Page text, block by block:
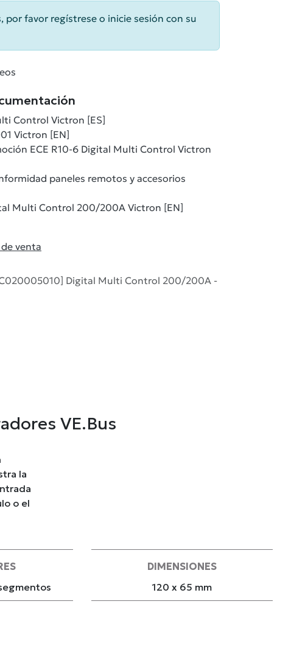
por favor regístrese o inicie sesión con su
Control Victron [ES]
Victron [EN]
ECE R10-6 Digital Multi Control Victron
paneles remotos y accesorios
Multi Control 200/200A Victron [EN]
venta
Digital Multi Control 200/200A -
VE.Bus
la
o el
DIMENSIONES
120 x 65 mm